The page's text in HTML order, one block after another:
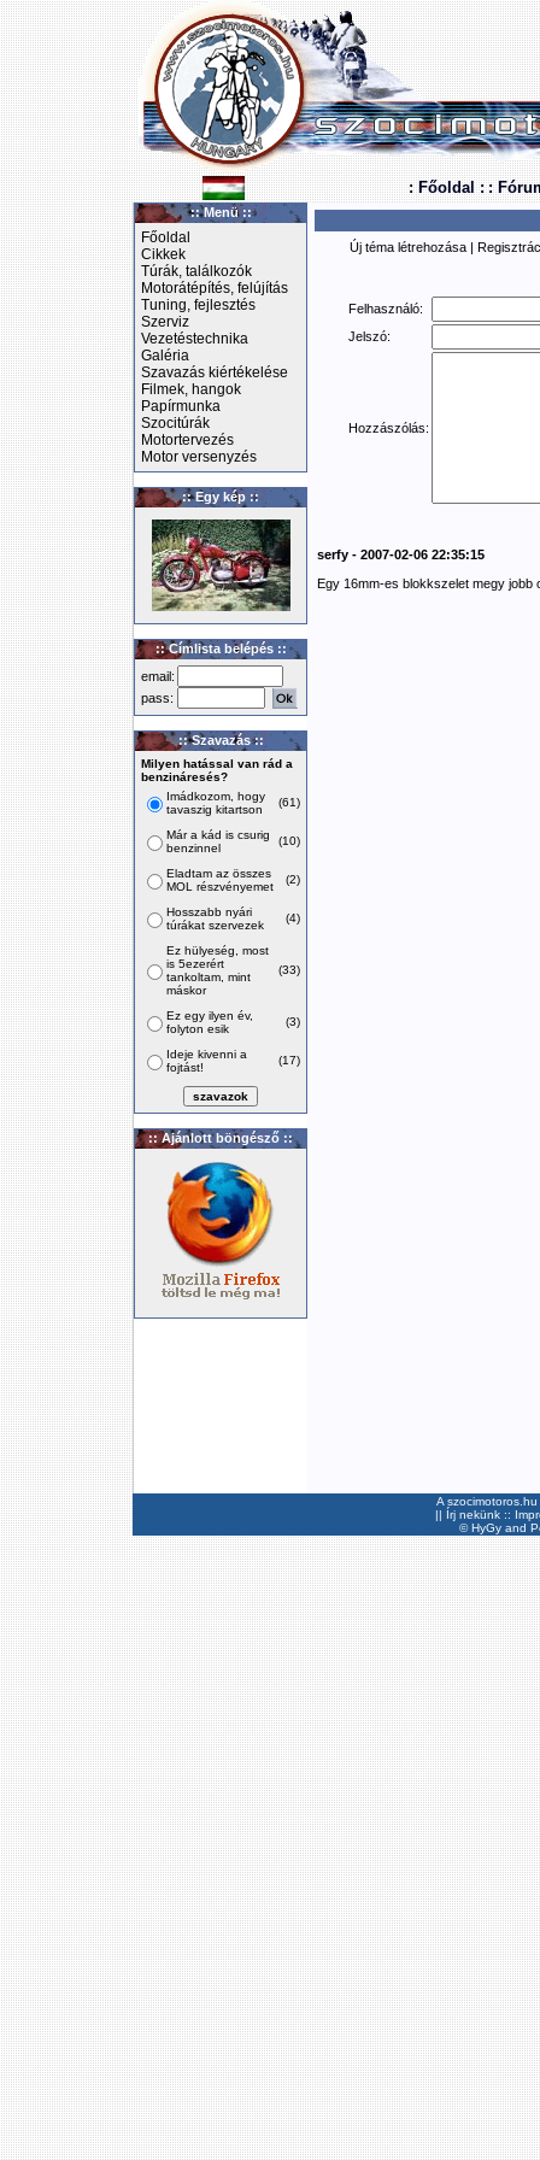
: Főoldal : :
:: Menü ::
Főoldal
Cikkek
Túrák, találkozók
Motorátépítés, felújítás
Tuning, fejlesztés
Szerviz
Vezetéstechnika
Galéria
Szavazás kiértékelése
Filmek, hangok
Papírmunka
Szocitúrák
Motortervezés
Motor versenyzés
:: Egy kép ::
:: Címlista belépés ::
email:
pass:
:: Szavazás ::
Milyen hatással van rád a
benzináresés?
Imádkozom, hogy
tavaszig kitartson
(61)
Már a kád is csurig
benzinnel
(10)
Eladtam az összes
MOL részvényemet
(2)
Hosszabb nyári
túrákat szervezek
(4)
Ez hülyeség, most
is 5ezerért
tankoltam, mint
máskor
(33)
Ez egy ilyen év,
folyton esik
(3)
Ideje kivenni a
fojtást!
(17)
:: Ajánlott böngésző ::
Új téma létrehozása |
Felhasználó:
Jelszó:
Hozzászólás:
serfy - 2007-02-06 22:35:15
Egy 16mm-es blokkszelet megy jobb
A
|| Írj nekünk ::
©HyGyand